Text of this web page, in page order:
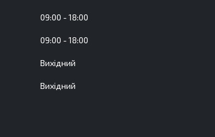
09:00 18:00
09:00 18:00
Вихідний
Вихідний